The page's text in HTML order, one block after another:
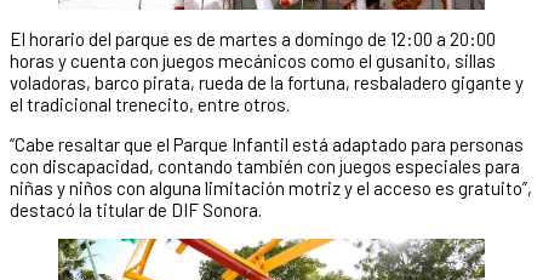
El horario del parque es de martes a domingo de 12:00 a 20:00
horas y cuenta con juegos mecánicos como el gusanito, sillas
voladoras, barco pirata, rueda de la fortuna, resbaladero gigante y
el tradicional trenecito, entre otros.
“Cabe resaltar que el Parque Infantil está adaptado para personas
con discapacidad, contando también con juegos especiales para
niñas y niños con alguna limitación motriz y el acceso es gratuito”,
destacó la titular de DIF Sonora.